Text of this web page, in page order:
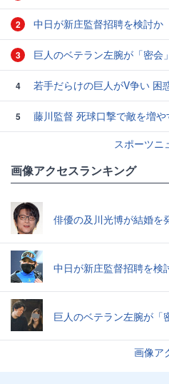
2 中日が新庄監督招聘を検討か
3 巨人のベテラン左腕が「密会
4 若手だらけの巨人がV争い 困
5
藤川監督 死球口撃で敵を増や
スポーツニ
画像アクセスランキング
俳優の及川光博が結婚を
中日が新庄監督招聘を検
巨人のベテラン左腕が「
画像ア